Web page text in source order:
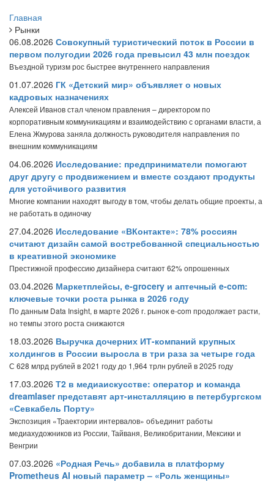
Главная
Рынки
06.08.2026 Совокупный туристический поток в России в
первом полугодии 2026 года превысил 43 млн поездок
Въездной туризм рос быстрее внутреннего направления
01.07.2026 ГК «Детский мир» объявляет о новых
кадровых назначениях
Алексей Иванов стал членом правления – директором по
корпоративным коммуникациям и взаимодействию с органами власти, а
Елена Жмурова заняла должность руководителя направления по
внешним коммуникациям
04.06.2026 Исследование: предприниматели помогают
друг другу с продвижением и вместе создают продукты
для устойчивого развития
Многие компании находят выгоду в том, чтобы делать общие проекты, а
не работать в одиночку
27.04.2026 Исследование «ВКонтакте»: 78% россиян
считают дизайн самой востребованной специальностью
в креативной экономике
Престижной профессию дизайнера считают 62% опрошенных
03.04.2026 Маркетплейсы, e-grocery и аптечный e-com:
ключевые точки роста рынка в 2026 году
По данным Data Insight, в марте 2026 г. рынок e-com продолжает расти,
но темпы этого роста снижаются
18.03.2026 Выручка дочерних ИТ-компаний крупных
холдингов в России выросла в три раза за четыре года
С 628 млрд рублей в 2021 году до 1,964 трлн рублей в 2025 году
17.03.2026 Т2 в медиаискусстве: оператор и команда
dreamlaser представят арт-инсталляцию в петербургском
«Севкабель Порту»
Экспозиция «Траектории интервалов» объединит работы
медиахудожников из России, Тайваня, Великобритании, Мексики и
Венгрии
07.03.2026 «Родная Речь» добавила в платформу
Prometheus AI новый параметр – «Роль женщины»